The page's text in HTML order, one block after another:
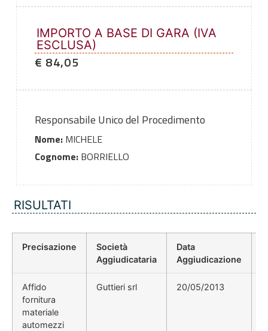
IMPORTO A BASE DI GARA (IVA
ESCLUSA)
€ 84,05
Responsabile Unico del Procedimento
Nome:MICHELE
Cognome:BORRIELLO
RISULTATI
Precisazione
Società
Aggiudicataria
Data
Aggiudicazione
Affido
fornitura
materiale
automezzi
Guttieri srl 20/05/2013